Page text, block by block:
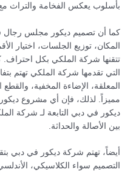
بأسلوب يعكس الفخامة والتراث
كما أن تصميم ديكور مجلس رجال
المكان، توزيع الجلسات، اختيار
تتقنها شركة الملكي بكل
التي تقدمها شركة الملكي تهتم
المعلقة، الإضاءة المخفية،
مميزاً. لذلك، فإن أي مشروع
ديكور في دبي التابعة لـ شركة
بين الأصالة والحداثة.
أيضاً، تهتم شركة ديكور في دبي
التصميم سواء الكلاسيكي،